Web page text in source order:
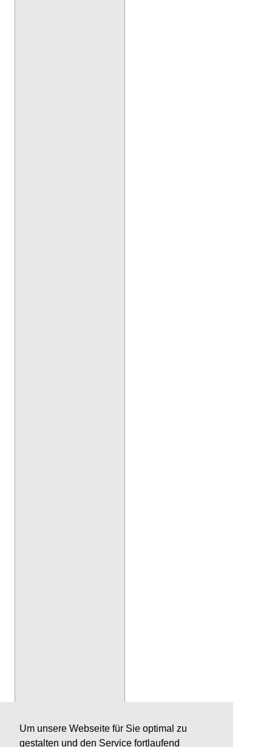
Um unsere Webseite für Sie optimal zu
gestalten und den Service fortlaufend